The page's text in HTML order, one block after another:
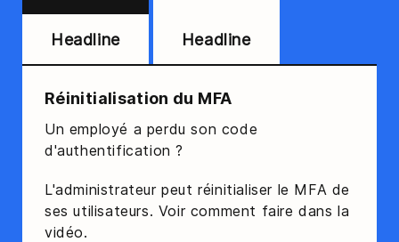
Headline Headline
Réinitialisation du MFA
Un employé a perdu son code
d'authentification ?
L'administrateur peut réinitialiser le MFA de
ses utilisateurs. Voir comment faire dans la
vidéo.